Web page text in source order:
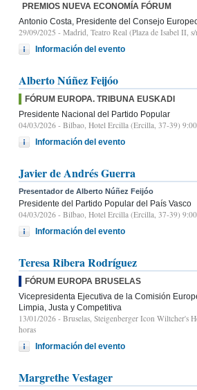
PREMIOS NUEVA ECONOMÍA FÓRUM
Antonio Costa, Presidente del Consejo
29/09/2025 - Madrid, Teatro Real (Plaza de Isabel II,
Información del evento
Alberto Núñez Feijóo
FÓRUM EUROPA. TRIBUNA EUSKADI
Presidente Nacional del Partido Popular
04/03/2026 - Bilbao, Hotel Ercilla (Ercilla, 37-39)
Información del evento
Javier de Andrés Guerra
Presentador de Alberto Núñez Feijóo
Presidente del Partido Popular del País Vasco
04/03/2026 - Bilbao, Hotel Ercilla (Ercilla, 37-39)
Información del evento
Teresa Ribera Rodríguez
FÓRUM EUROPA BRUSELAS
Vicepresidenta Ejecutiva de la Comisión
Limpia, Justa y Competitiva
13/01/2026 - Bruselas, Steigenberger Icon Wiltcher's
horas
Información del evento
Margrethe Vestager